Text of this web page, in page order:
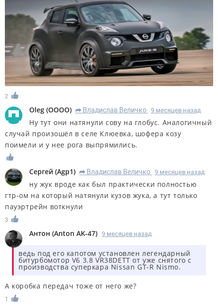
2
Oleg (OOOO) R Владислав Величко 9 месяцев назад
Ну тут они натянули сову на глобус. Аналогичный
случай произошёл в селе Клюевка, шофера козу
поимели и у нее рога выпрямились.
Сергей (Agp1) R Владислав Величко 9 месяцев назад
ну жук вроде как был практически полностью
гтр-ом на который натянули кузов жука, а тут только
пауэртрейн воткнули
3
Антон (Anton AK-47) 9 месяцев назад
ведь под его капотом установлен легендарный
битурбомотор V6 3.8 VR38DETT от уже снятого с
производства суперкара Nissan GT-R Nismo.
А коробка передач тоже от него же?
1